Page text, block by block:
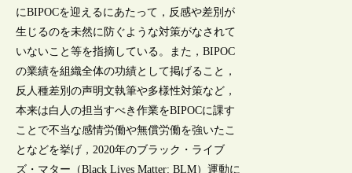
にBIPOCを迎えるにあたって，反感や差別が
生じるのを未然に防ぐような対策がなされて
いないこと等を指摘している。また，BIPOC
の業績を組織全体の功績として掲げること，
反人種差別の声明文執筆や多様性対策など，
本来は白人の担当すべき作業をBIPOCに課す
ことで不当な感情労働や無償労働を強いたこ
となどを挙げ，2020年のブラック・ライブ
ズ・マター（Black Lives Matter: BLM）運動に